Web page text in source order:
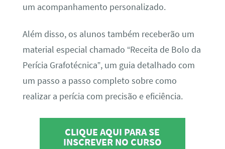
um acompanhamento personalizado.
Além disso, os alunos também receberão um
material especial chamado “Receita de Bolo da
Perícia Grafotécnica”, um guia detalhado com
um passo a passo completo sobre como
realizar a perícia com precisão e eficiência.
CLIQUE AQUI PARA SE
INSCREVER NO CURSO